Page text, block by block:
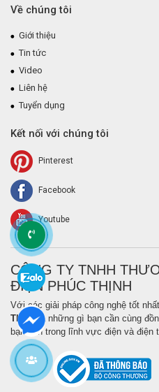
Về chúng tôi
Giới thiệu
Tin tức
Video
Liên hệ
Tuyển dụng
Kết nối với chúng tôi
Pinterest
Facebook
Youtube
CÔNG TY TNHH
ĐIỆN PHÚC THỊNH
Với các giải pháp công nghệ tốt
Thịnhlà những gì bạn cần cùng
bạn cần trong lĩnh vực điện và điện